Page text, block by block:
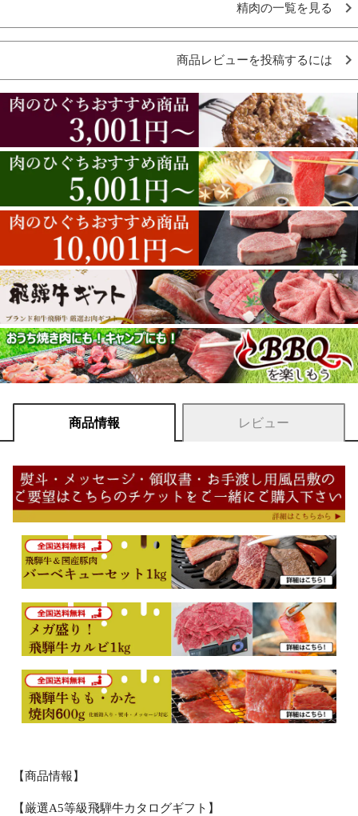
精肉の一覧を見る
商品レビューを投稿するには
商品情報 レビュー
【商品情報】
【厳選A5等級飛騨牛カタログギフト】